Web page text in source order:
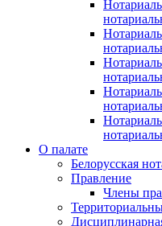
О палате
Белорусская
Правление
Члены